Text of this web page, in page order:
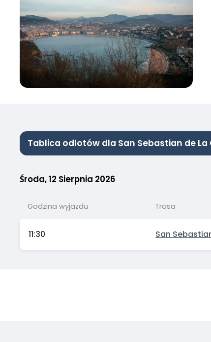
Tablica odlotów dla San Sebastian de
Środa, 12 Sierpnia 2026
Godzina wyjazdu Trasa
11:30 San